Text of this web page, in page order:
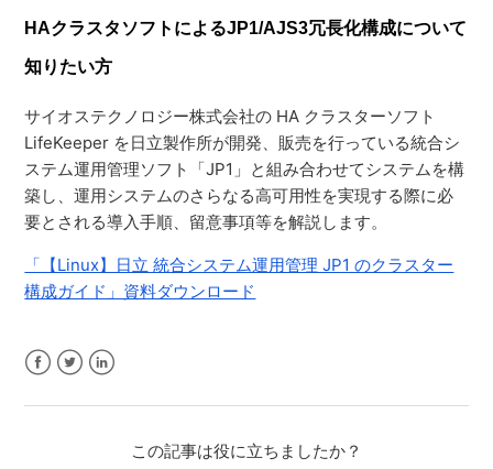
HAクラスタソフトによるJP1/AJS3冗長化構成について
知りたい方
サイオステクノロジー株式会社の HA クラスターソフト
LifeKeeper を⽇⽴製作所が開発、販売を⾏っている統合シ
ステム運⽤管理ソフト「JP1」と組み合わせてシステムを構
築し、運⽤システムのさらなる高可⽤性を実現する際に必
要とされる導入手順、留意事項等を解説します。
「【Linux】日立 統合システム運用管理 JP1 のクラスター
構成ガイド」資料ダウンロード
この記事は役に立ちましたか？